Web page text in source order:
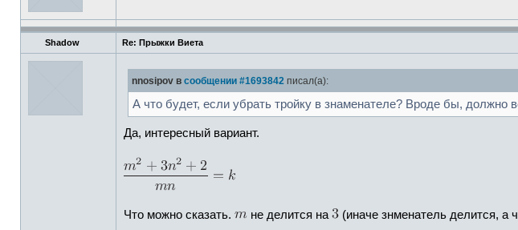
Shadow Re: Прыжки Виета
nnosipov в сообщении #1693842 писал(а):
А что будет, если убрать тройку в знаменателе? Вроде бы, должно
Да, интересный вариант.
Что можно сказать. не делится на (иначе знменатель делится, а